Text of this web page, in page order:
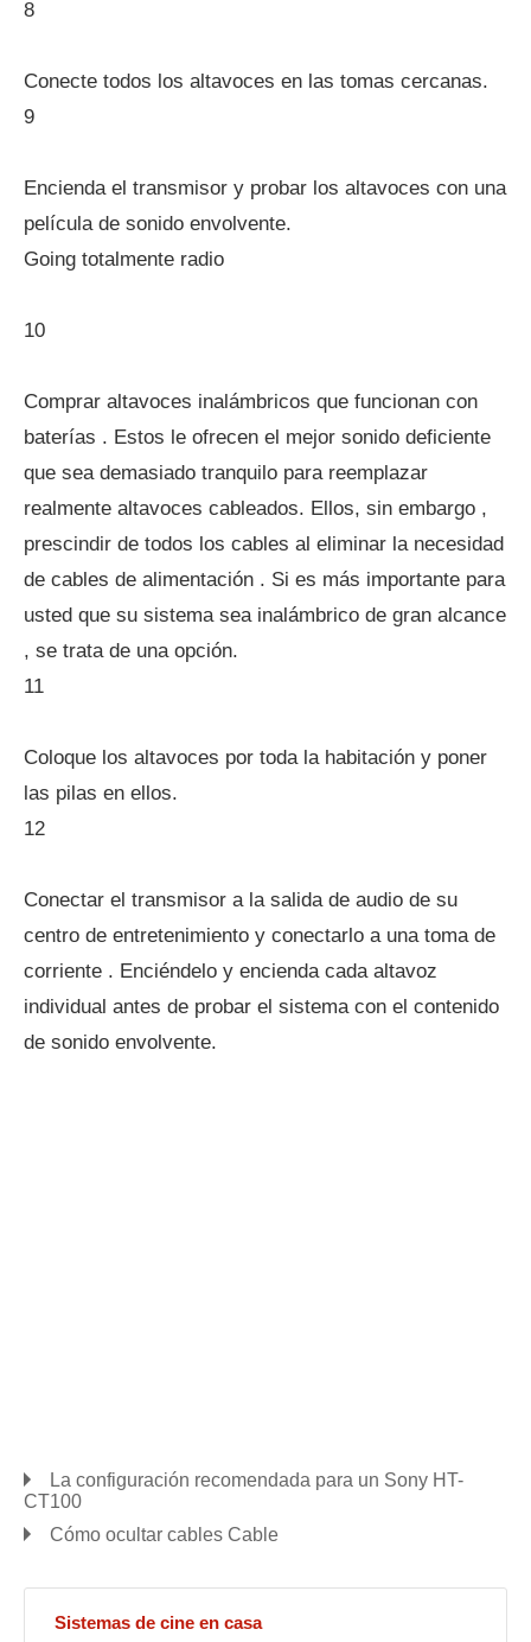
8
Conecte todos los altavoces en las tomas cercanas.
9
Encienda el transmisor y probar los altavoces con una
película de sonido envolvente.
Going totalmente radio
10
Comprar altavoces inalámbricos que funcionan con
baterías . Estos le ofrecen el mejor sonido deficiente
que sea demasiado tranquilo para reemplazar
realmente altavoces cableados. Ellos, sin embargo ,
prescindir de todos los cables al eliminar la necesidad
de cables de alimentación . Si es más importante para
usted que su sistema sea inalámbrico de gran alcance
, se trata de una opción.
11
Coloque los altavoces por toda la habitación y poner
las pilas en ellos.
12
Conectar el transmisor a la salida de audio de su
centro de entretenimiento y conectarlo a una toma de
corriente . Enciéndelo y encienda cada altavoz
individual antes de probar el sistema con el contenido
de sonido envolvente.
La configuración recomendada para un Sony HT-
CT100
Cómo ocultar cables Cable
Sistemas de cine en casa